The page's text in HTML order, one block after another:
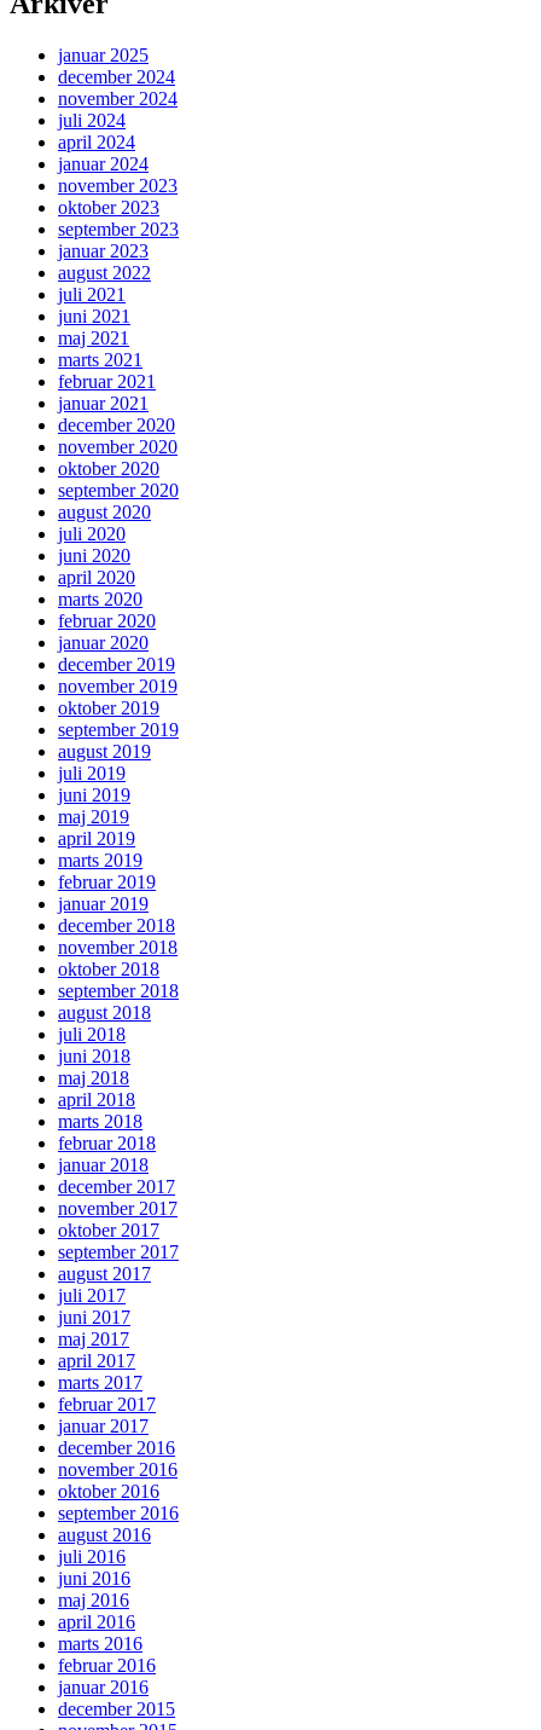
januar 2025
december 2024
november 2024
juli 2024
april 2024
januar 2024
november 2023
oktober 2023
september 2023
januar 2023
august 2022
juli 2021
juni 2021
maj 2021
marts 2021
februar 2021
januar 2021
december 2020
november 2020
oktober 2020
september 2020
august 2020
juli 2020
juni 2020
april 2020
marts 2020
februar 2020
januar 2020
december 2019
november 2019
oktober 2019
september 2019
august 2019
juli 2019
juni 2019
maj 2019
april 2019
marts 2019
februar 2019
januar 2019
december 2018
november 2018
oktober 2018
september 2018
august 2018
juli 2018
juni 2018
maj 2018
april 2018
marts 2018
februar 2018
januar 2018
december 2017
november 2017
oktober 2017
september 2017
august 2017
juli 2017
juni 2017
maj 2017
april 2017
marts 2017
februar 2017
januar 2017
december 2016
november 2016
oktober 2016
september 2016
august 2016
juli 2016
juni 2016
maj 2016
april 2016
marts 2016
februar 2016
januar 2016
december 2015